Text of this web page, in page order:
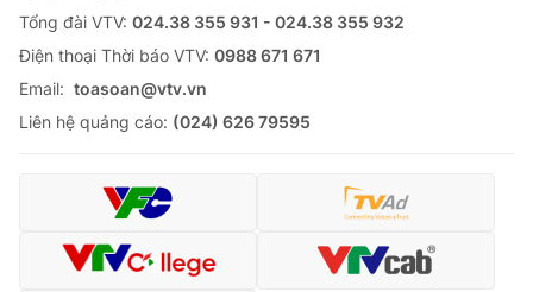
Tổng đài VTV: 024.38 355 931 - 024.38 355 932
Ðiện thoại Thời báo VTV: 0988 671 671
Email: toasoan@vtv.vn
Liên hệ quảng cáo: (024) 626 79595